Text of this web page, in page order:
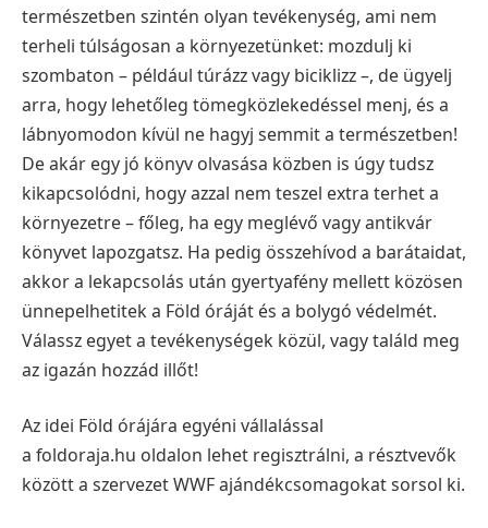
természetben szintén olyan tevékenység, ami nem
terheli túlságosan a környezetünket: mozdulj ki
szombaton – például túrázz vagy biciklizz –, de ügyelj
arra, hogy lehetőleg tömegközlekedéssel menj, és a
lábnyomodon kívül ne hagyj semmit a természetben!
De akár egy jó könyv olvasása közben is úgy tudsz
kikapcsolódni, hogy azzal nem teszel extra terhet a
környezetre – főleg, ha egy meglévő vagy antikvár
könyvet lapozgatsz. Ha pedig összehívod a barátaidat,
akkor a lekapcsolás után gyertyafény mellett közösen
ünnepelhetitek a Föld óráját és a bolygó védelmét.
Válassz egyet a tevékenységek közül, vagy találd meg
az igazán hozzád illőt!
Az idei Föld órájára egyéni vállalással
a foldoraja.hu oldalon lehet regisztrálni, a résztvevők
között a szervezet WWF ajándékcsomagokat sorsol ki.